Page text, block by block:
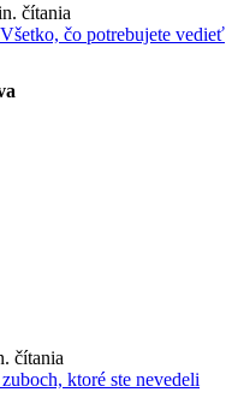
čítania
čo potrebujete vedieť
čítania
ktoré ste nevedeli